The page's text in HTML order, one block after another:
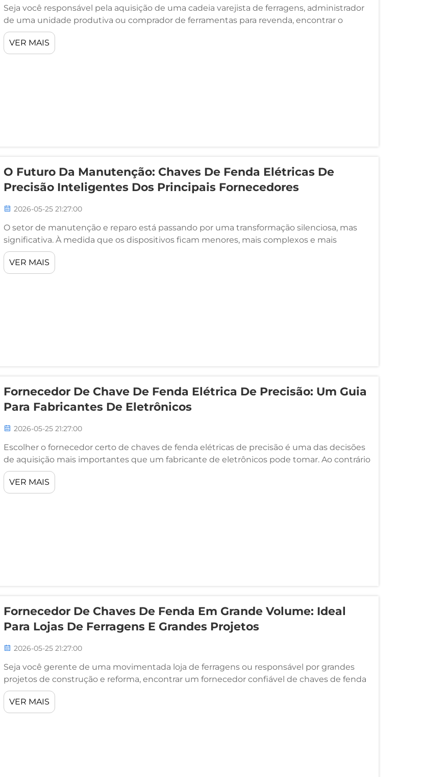
Seja você responsável pela aquisição de uma cadeia varejista de ferragens, administrador
de uma unidade produtiva ou comprador de ferramentas para revenda, encontrar o
fornecedor certo de chaves de fenda em grande volume é uma das decisões mais
importantes que sua empresa tomará...
VER MAIS
O Futuro Da Manutenção: Chaves De Fenda Elétricas De
Precisão Inteligentes Dos Principais Fornecedores
2026-05-25 21:27:00
O setor de manutenção e reparo está passando por uma transformação silenciosa, mas
significativa. À medida que os dispositivos ficam menores, mais complexos e mais
densamente integrados com componentes sensíveis, as ferramentas utilizadas para sua
manutenção também precisam evoluir em paralelo. No centro...
VER MAIS
Fornecedor De Chave De Fenda Elétrica De Precisão: Um Guia
Para Fabricantes De Eletrônicos
2026-05-25 21:27:00
Escolher o fornecedor certo de chaves de fenda elétricas de precisão é uma das decisões
de aquisição mais importantes que um fabricante de eletrônicos pode tomar. Ao contrário
de ferramentas de fixação de uso geral, as chaves de fenda de precisão projetadas para
montagem eletrônica devem...
VER MAIS
Fornecedor De Chaves De Fenda Em Grande Volume: Ideal
Para Lojas De Ferragens E Grandes Projetos
2026-05-25 21:27:00
Seja você gerente de uma movimentada loja de ferragens ou responsável por grandes
projetos de construção e reforma, encontrar um fornecedor confiável de chaves de fenda
em grande volume pode fazer uma diferença significativa nas suas operações, no seu
orçamento e na satisfação dos seus clientes...
VER MAIS